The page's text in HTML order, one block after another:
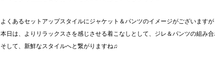
よくあるセットアップスタイルにジャケット＆パンツのイメージがございますが
本日は、よりリラックスさを感じさせる着こなしとして、ジレ＆パンツの組み合
そして、新鮮なスタイルへと繋がりますね♫